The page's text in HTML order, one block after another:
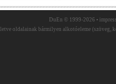
DuEn © 1999-2026 •
oldalainak bármilyen alkotóeleme (szöveg,